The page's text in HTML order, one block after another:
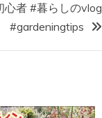
心者 #暮らしのvlog
#gardeningtips